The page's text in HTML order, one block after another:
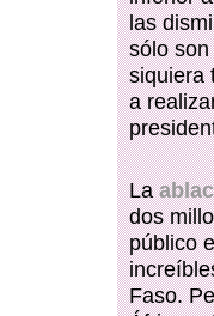
las
sólo
siquiera
a
La
dos
público
Faso.